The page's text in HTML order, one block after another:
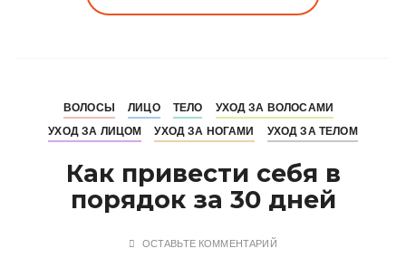
ВОЛОСЫ ЛИЦО ТЕЛО
УХОД ЗА ВОЛОСАМИ
УХОД ЗА ЛИЦОМ
УХОД ЗА НОГАМИ УХОД ЗА ТЕЛОМ
Как привести себя в
порядок за 30 дней
ОСТАВЬТЕ КОММЕНТАРИЙ